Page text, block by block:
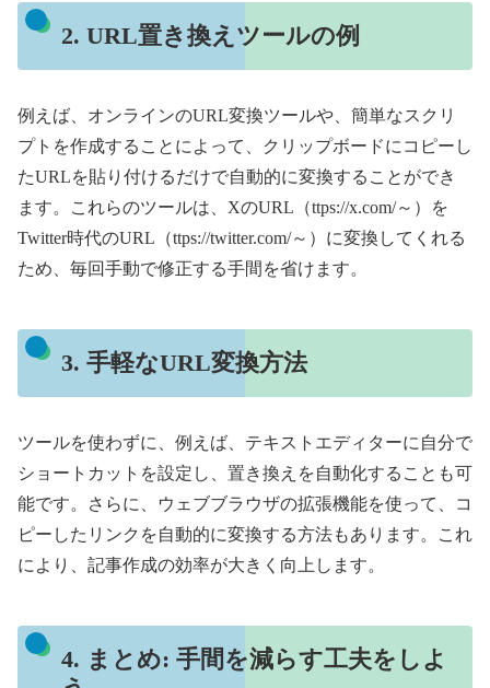
2. URL置き換えツールの例
例えば、オンラインのURL変換ツールや、簡単なスクリ
プトを作成することによって、クリップボードにコピーし
たURLを貼り付けるだけで自動的に変換することができ
ます。これらのツールは、XのURL（ttps://x.com/～）を
Twitter時代のURL（ttps://twitter.com/～）に変換してくれる
ため、毎回手動で修正する手間を省けます。
3. 手軽なURL変換方法
ツールを使わずに、例えば、テキストエディターに自分で
ショートカットを設定し、置き換えを自動化することも可
能です。さらに、ウェブブラウザの拡張機能を使って、コ
ピーしたリンクを自動的に変換する方法もあります。これ
により、記事作成の効率が大きく向上します。
4. まとめ: 手間を減らす工夫をしよ